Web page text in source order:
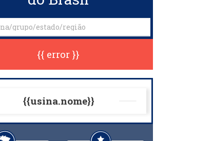
{{ error }}
{{usina.nome}}